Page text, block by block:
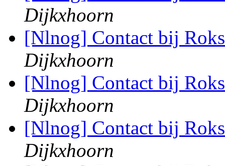
Dijkxhoorn
[Nlnog] Contact bij
Dijkxhoorn
[Nlnog] Contact bij
Dijkxhoorn
[Nlnog] Contact bij
Dijkxhoorn